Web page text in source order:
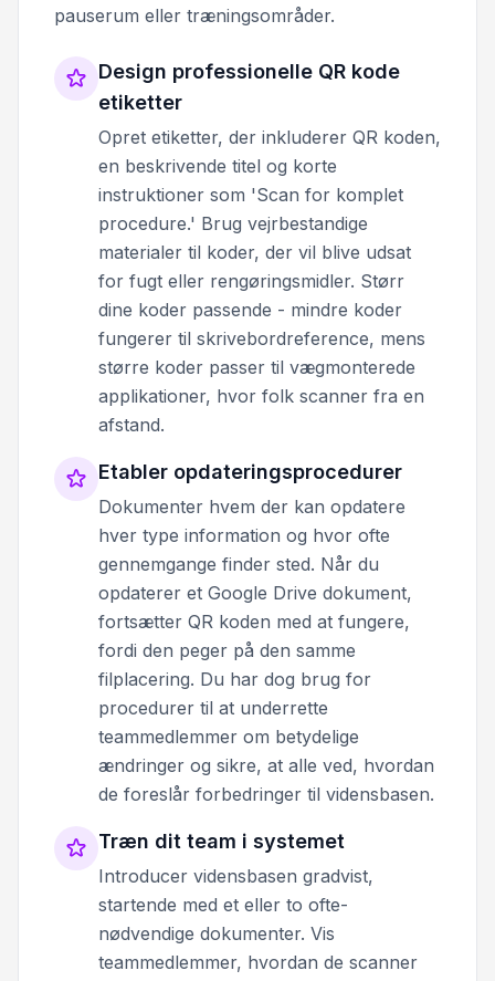
pauserum eller træningsområder.
Design professionelle QR kode
etiketter
Opret etiketter, der inkluderer QR koden,
en beskrivende titel og korte
instruktioner som 'Scan for komplet
procedure.' Brug vejrbestandige
materialer til koder, der vil blive udsat
for fugt eller rengøringsmidler. Størr
dine koder passende - mindre koder
fungerer til skrivebordreference, mens
større koder passer til vægmonterede
applikationer, hvor folk scanner fra en
afstand.
Etabler opdateringsprocedurer
Dokumenter hvem der kan opdatere
hver type information og hvor ofte
gennemgange finder sted. Når du
opdaterer et Google Drive dokument,
fortsætter QR koden med at fungere,
fordi den peger på den samme
filplacering. Du har dog brug for
procedurer til at underrette
teammedlemmer om betydelige
ændringer og sikre, at alle ved, hvordan
de foreslår forbedringer til vidensbasen.
Træn dit team i systemet
Introducer vidensbasen gradvist,
startende med et eller to ofte-
nødvendige dokumenter. Vis
teammedlemmer, hvordan de scanner